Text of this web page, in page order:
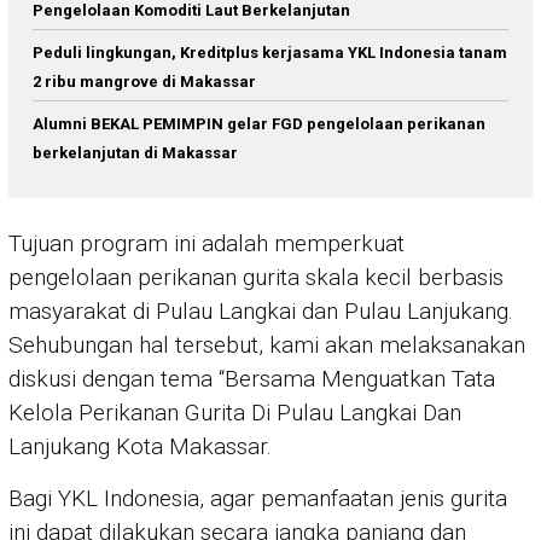
Pengelolaan Komoditi Laut Berkelanjutan
Peduli lingkungan, Kreditplus kerjasama YKL Indonesia tanam
2 ribu mangrove di Makassar
Alumni BEKAL PEMIMPIN gelar FGD pengelolaan perikanan
berkelanjutan di Makassar
Tujuan program ini adalah memperkuat
pengelolaan perikanan gurita skala kecil berbasis
masyarakat di Pulau Langkai dan Pulau Lanjukang.
Sehubungan hal tersebut, kami akan melaksanakan
diskusi dengan tema “Bersama Menguatkan Tata
Kelola Perikanan Gurita Di Pulau Langkai Dan
Lanjukang Kota Makassar.
Bagi YKL Indonesia, agar pemanfaatan jenis gurita
ini dapat dilakukan secara jangka panjang dan